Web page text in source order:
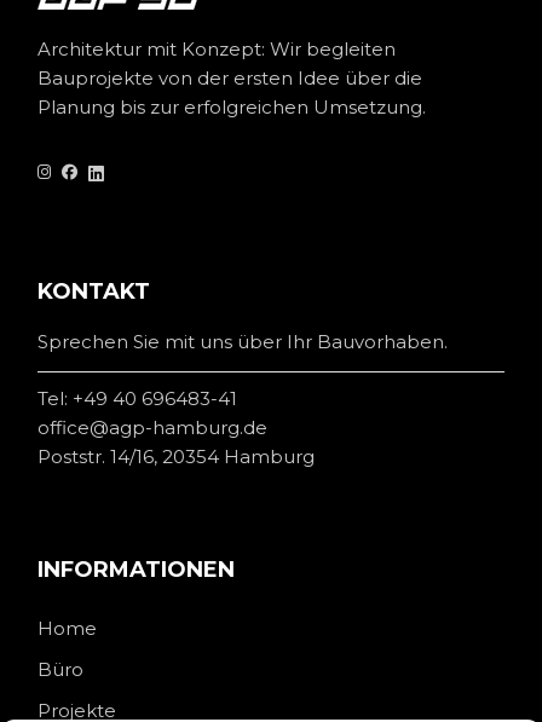
Architektur mit Konzept: Wir begleiten
Bauprojekte von der ersten Idee über die
Planung bis zur erfolgreichen Umsetzung.
KONTAKT
Sprechen Sie mit uns über Ihr Bauvorhaben.
Tel: +49 40 696483-41
office@agp-hamburg.de
Poststr. 14/16, 20354 Hamburg
INFORMATIONEN
Home
Büro
Projekte